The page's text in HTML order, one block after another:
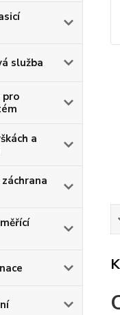
služba
pro
a